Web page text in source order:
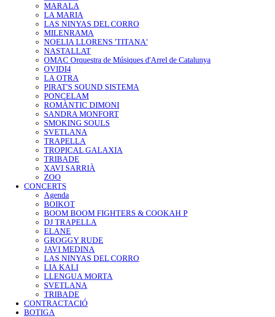
MARALA
LA MARIA
LAS NINYAS DEL CORRO
MILENRAMA
NOELIA LLORENS 'TITANA'
NASTALLAT
OMAC Orquestra de Músiques d'Arrel de Catalunya
OVIDI4
LA OTRA
PIRAT'S SOUND SISTEMA
PONCELAM
ROMÀNTIC DIMONI
SANDRA MONFORT
SMOKING SOULS
SVETLANA
TRAPELLA
TROPICAL GALAXIA
TRIBADE
XAVI SARRIÀ
ZOO
CONCERTS
Agenda
BOIKOT
BOOM BOOM FIGHTERS & COOKAH P
DJ TRAPELLA
ELANE
GROGGY RUDE
JAVI MEDINA
LAS NINYAS DEL CORRO
LIA KALI
LLENGUA MORTA
SVETLANA
TRIBADE
CONTRACTACIÓ
BOTIGA